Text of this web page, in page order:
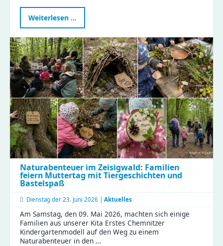
Weiterlesen …
Teamtag
Küche:
Gemeinsam
für
gesunde
Ernährung
und
effiziente
Abläufe!
Naturabenteuer im Zeisigwald: Familien
feiern Muttertag mit Tiergeschichten und
Bastelspaß
Dienstag der 23. Juni 2026 | Aktuelles
Am Samstag, den 09. Mai 2026, machten sich einige
Familien aus unserer Kita Erstes Chemnitzer
Kindergartenmodell auf den Weg zu einem
Naturabenteuer in den …